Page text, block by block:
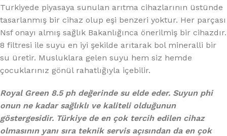
Turkiyede piyasaya sunulan arıtma cihazlarının üstünde
tasarlanmış bir cihaz olup eşi benzeri yoktur. Her parçası
Nsf onayı almış sağlık Bakanlığınca önerilmiş bir cihazdır.
8 filtresi ile suyu en iyi şekilde arıtarak bol mineralli bir
su üretir. Musluklara gelen suyu hem siz hemde
çocuklarınız gönül rahatlığıyla içebilir.
Royal Green 8.5 ph değerinde su elde eder. Suyun phi
onun ne kadar sağlıklı ve kaliteli olduğunun
göstergesidir. Türkiye de en çok tercih edilen cihaz
olmasının yanı sıra teknik servis açısından da en çok